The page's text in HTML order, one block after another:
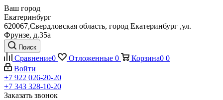
Ваш город
Екатеринбург
620067,Свердловская область, город Екатеринбург ,ул.
Фрунзе, д.35а
Поиск
Сравнение0 Отложенные 0 Корзина0 0
Войти
+7 922 026-20-20
+7 343 328-10-20
Заказать звонок